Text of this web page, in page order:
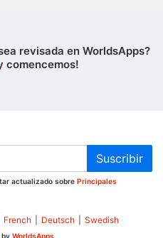
revisada en WorldsApps?
comencemos!
Suscribir
actualizado sobre Principales
French Deutsch Swedish
by WorldsApps